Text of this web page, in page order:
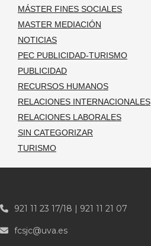
MÁSTER FINES SOCIALES
MASTER MEDIACIÓN
NOTICIAS
PEC PUBLICIDAD-TURISMO
PUBLICIDAD
RECURSOS HUMANOS
RELACIONES INTERNACIONALES
RELACIONES LABORALES
SIN CATEGORIZAR
TURISMO
921 11 23 17/18 | 921 11 21 07
fcsjc@uva.es